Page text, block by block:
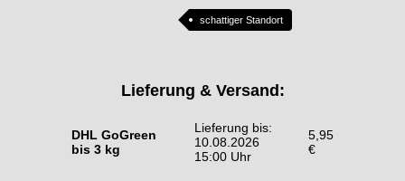
schattiger Standort
Lieferung & Versand:
DHL GoGreen
bis 3 kg
Lieferung bis:
10.08.2026
15:00 Uhr
5,95
€